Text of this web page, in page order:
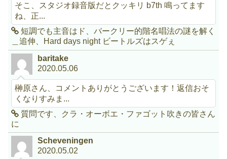
そこ、スタジオ録音版だとクッキリ b7th 鳴ってます
ね、正...
短調でも主音はド、バークリー的階名唱法の謎を解く
＿追伸、Hard days night ビートルズはスゲぇ
baritake
2020.05.06
榊原さん、コメントありがとうございます！返信おそ
くなりすみま...
質問です、クラ・オーボエ・ファゴット吹きの皆さん
に
Scheveningen
2020.05.02